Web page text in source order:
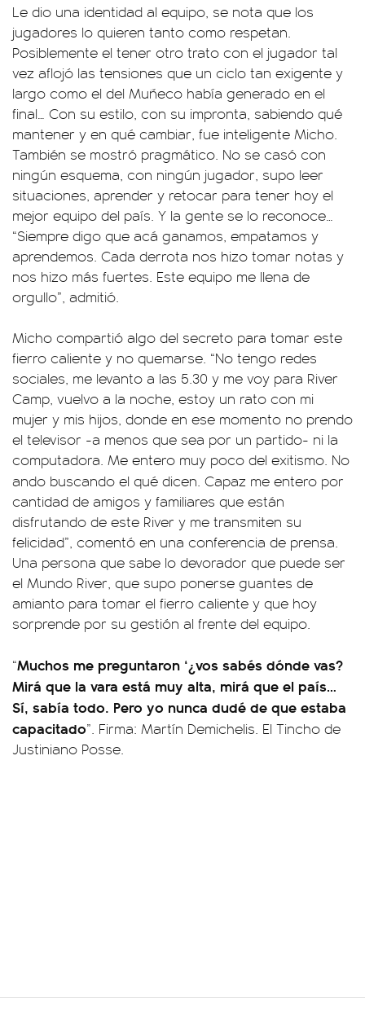
Le dio una identidad al equipo, se nota que los
jugadores lo quieren tanto como respetan.
Posiblemente el tener otro trato con el jugador tal
vez aflojó las tensiones que un ciclo tan exigente y
largo como el del Muñeco había generado en el
final… Con su estilo, con su impronta, sabiendo qué
mantener y en qué cambiar, fue inteligente Micho.
También se mostró pragmático. No se casó con
ningún esquema, con ningún jugador, supo leer
situaciones, aprender y retocar para tener hoy el
mejor equipo del país. Y la gente se lo reconoce…
“Siempre digo que acá ganamos, empatamos y
aprendemos. Cada derrota nos hizo tomar notas y
nos hizo más fuertes. Este equipo me llena de
orgullo”, admitió.
Micho compartió algo del secreto para tomar este
fierro caliente y no quemarse. “No tengo redes
sociales, me levanto a las 5.30 y me voy para River
Camp, vuelvo a la noche, estoy un rato con mi
mujer y mis hijos, donde en ese momento no prendo
el televisor -a menos que sea por un partido- ni la
computadora. Me entero muy poco del exitismo. No
ando buscando el qué dicen. Capaz me entero por
cantidad de amigos y familiares que están
disfrutando de este River y me transmiten su
felicidad”, comentó en una conferencia de prensa.
Una persona que sabe lo devorador que puede ser
el Mundo River, que supo ponerse guantes de
amianto para tomar el fierro caliente y que hoy
sorprende por su gestión al frente del equipo.
“Muchos me preguntaron ‘¿vos sabés dónde vas?
Mirá que la vara está muy alta, mirá que el país…
Sí, sabía todo. Pero yo nunca dudé de que estaba
capacitado”. Firma: Martín Demichelis. El Tincho de
Justiniano Posse.